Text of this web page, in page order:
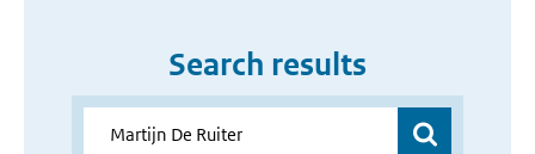
Search results